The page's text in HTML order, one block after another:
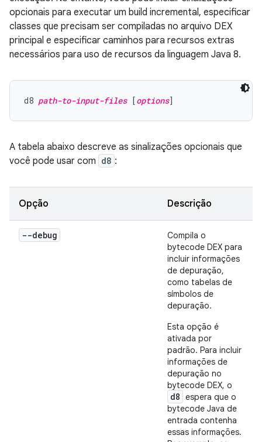
opcionais para executar um build incremental, especificar
classes que precisam ser compiladas no arquivo DEX
principal e especificar caminhos para recursos extras
necessários para uso de recursos da linguagem Java 8.
d8 path-to-input-files [options
A tabela abaixo descreve as sinalizações opcionais que
você pode usar com d8 :
Opção Descrição
--debug
Compila o
bytecode DEX para
incluir informações
de depuração,
como tabelas de
símbolos de
depuração.
Esta opção é
ativada por
padrão. Para incluir
informações de
depuração no
bytecode DEX, o
d8 espera que o
bytecode Java de
entrada contenha
essas informações.